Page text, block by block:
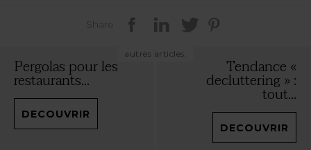
Share
autres articles:
Pergolas pour les
restaurants...
DECOUVRIR
Tendance «
decluttering » :
tout...
DECOUVRIR